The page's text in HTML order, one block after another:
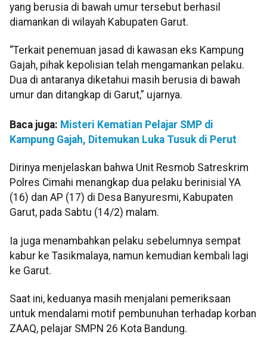
yang berusia di bawah umur tersebut berhasil
diamankan di wilayah Kabupaten Garut.
“Terkait penemuan jasad di kawasan eks Kampung
Gajah, pihak kepolisian telah mengamankan pelaku.
Dua di antaranya diketahui masih berusia di bawah
umur dan ditangkap di Garut,” ujarnya.
Baca juga: Misteri Kematian Pelajar SMP di
Kampung Gajah, Ditemukan Luka Tusuk di Perut
Dirinya menjelaskan bahwa Unit Resmob Satreskrim
Polres Cimahi menangkap dua pelaku berinisial YA
(16) dan AP (17) di Desa Banyuresmi, Kabupaten
Garut, pada Sabtu (14/2) malam.
Ia juga menambahkan pelaku sebelumnya sempat
kabur ke Tasikmalaya, namun kemudian kembali lagi
ke Garut.
Saat ini, keduanya masih menjalani pemeriksaan
untuk mendalami motif pembunuhan terhadap korban
ZAAQ, pelajar SMPN 26 Kota Bandung.